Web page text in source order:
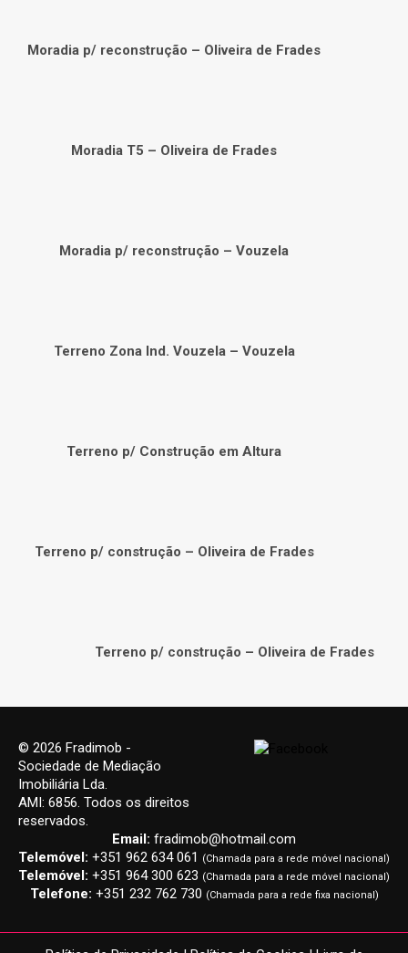
Moradia p/ reconstrução – Oliveira de Frades
Moradia T5 – Oliveira de Frades
Moradia p/ reconstrução – Vouzela
Terreno Zona Ind. Vouzela – Vouzela
Terreno p/ Construção em Altura
Terreno p/ construção – Oliveira de Frades
Terreno p/ construção – Oliveira de Frades
© 2026 Fradimob -
Sociedade de Mediação
Imobiliária Lda.
AMI: 6856. Todos os direitos
reservados.
Email: fradimob@hotmail.com
Telemóvel: +351 962 634 061 (Chamada para a rede móvel nacional)
Telemóvel: +351 964 300 623 (Chamada para a rede móvel nacional)
Telefone: +351 232 762 730 (Chamada para a rede fixa nacional)